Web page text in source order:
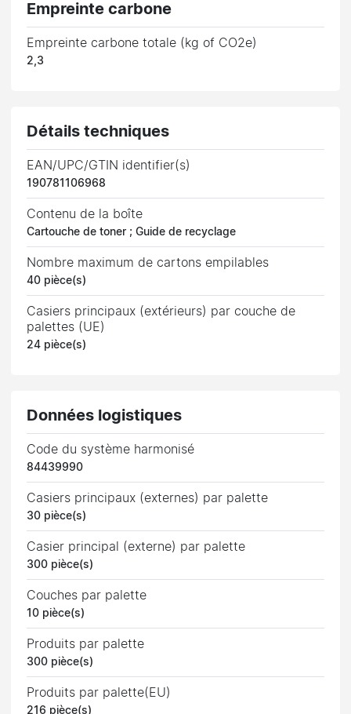
Empreinte carbone
Empreinte carbone totale (kg of CO2e)
2,3
Détails techniques
EAN/UPC/GTIN identifier(s)
190781106968
Contenu de la boîte
Cartouche de toner ; Guide de recyclage
Nombre maximum de cartons empilables
40 pièce(s)
Casiers principaux (extérieurs) par couche de
palettes (UE)
24 pièce(s)
Données logistiques
Code du système harmonisé
84439990
Casiers principaux (externes) par palette
30 pièce(s)
Casier principal (externe) par palette
300 pièce(s)
Couches par palette
10 pièce(s)
Produits par palette
300 pièce(s)
Produits par palette(EU)
216 pièce(s)